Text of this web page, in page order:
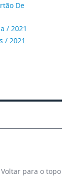
De
/ 2021
/ 2021
Voltar para o topo